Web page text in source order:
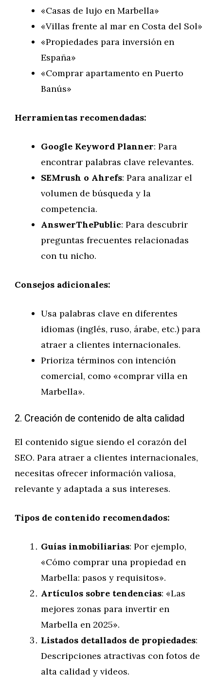
«Casas de lujo en Marbella»
«Villas frente al mar en Costa del Sol»
«Propiedades para inversión en
España»
«Comprar apartamento en Puerto
Banús»
Herramientas recomendadas:
Google Keyword Planner: Para
encontrar palabras clave relevantes.
SEMrush o Ahrefs: Para analizar el
volumen de búsqueda y la
competencia.
AnswerThePublic: Para descubrir
preguntas frecuentes relacionadas
con tu nicho.
Consejos adicionales:
Usa palabras clave en diferentes
idiomas (inglés, ruso, árabe, etc.) para
atraer a clientes internacionales.
Prioriza términos con intención
comercial, como «comprar villa en
Marbella».
2. Creación de contenido de alta calidad
El contenido sigue siendo el corazón del
SEO. Para atraer a clientes internacionales,
necesitas ofrecer información valiosa,
relevante y adaptada a sus intereses.
Tipos de contenido recomendados:
Guías inmobiliarias: Por ejemplo,
«Cómo comprar una propiedad en
Marbella: pasos y requisitos».
Artículos sobre tendencias: «Las
mejores zonas para invertir en
Marbella en 2025».
Listados detallados de propiedades:
Descripciones atractivas con fotos de
alta calidad y videos.